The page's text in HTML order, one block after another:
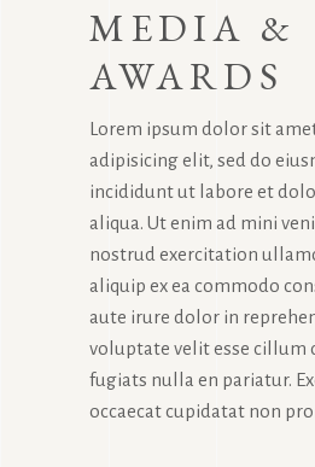
MEDIA &
AWARDS
Lorem ipsum dolor sit
adipisicing elit, sed do
incididunt ut labore et
aliqua. Ut enim ad mini
nostrud exercitation
aliquip ex ea commodo
aute irure dolor in
voluptate velit esse cillum
fugiats nulla en pariatur.
occaecat cupidatat non